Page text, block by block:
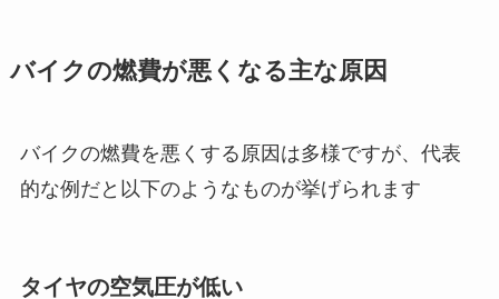
バイクの燃費が悪くなる主な原因
バイクの燃費を悪くする原因は多様ですが、代表
的な例だと以下のようなものが挙げられます
タイヤの空気圧が低い